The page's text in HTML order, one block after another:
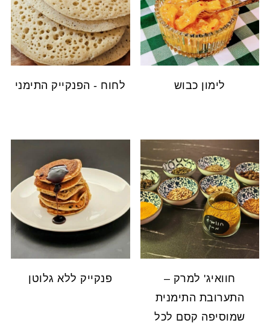
לימון כבוש לחוח - הפנקייק התימני
חוואיג' למרק –
התערובת התימנית
שמוסיפה קסם לכל
פנקייק ללא גלוטן